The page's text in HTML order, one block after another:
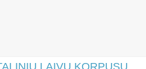
LAIVŲ KORPUSŲ